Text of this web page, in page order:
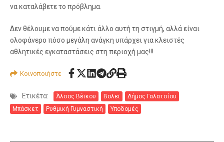
να καταλάβετε το πρόβλημα.
Δεν θέλουμε να πούμε κάτι άλλο αυτή τη στιγμή, αλλά είναι
ολοφάνερο πόσο μεγάλη ανάγκη υπάρχει για κλειστές
αθλητικές εγκαταστάσεις στη περιοχή μας!!!
Κοινοποιήστε
Ετικέτα: Άλσος Βέϊκου Βολεϊ
Δήμος Γαλατσίου
Μπάσκετ
Ρυθμική Γυμναστική Υποδομές